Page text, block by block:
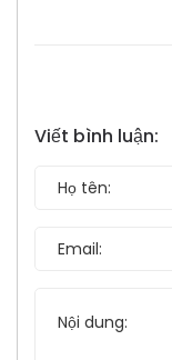
Viết bình luận: